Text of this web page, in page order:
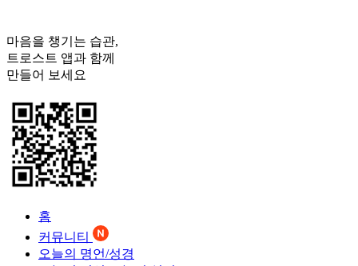
마음을 챙기는 습관,
트로스트 앱과 함께
만들어 보세요
홈
커뮤니티
오늘의 명언/성경